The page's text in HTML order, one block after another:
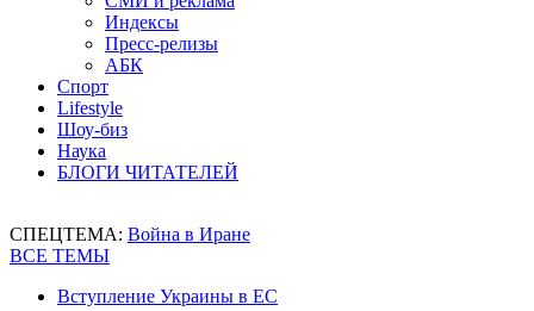
Индексы
Пресс-релизы
АБК
Спорт
Lifestyle
Шоу-биз
Наука
БЛОГИ ЧИТАТЕЛЕЙ
СПЕЦТЕМА: Война в Иране
ВСЕ ТЕМЫ
Вступление Украины в ЕС